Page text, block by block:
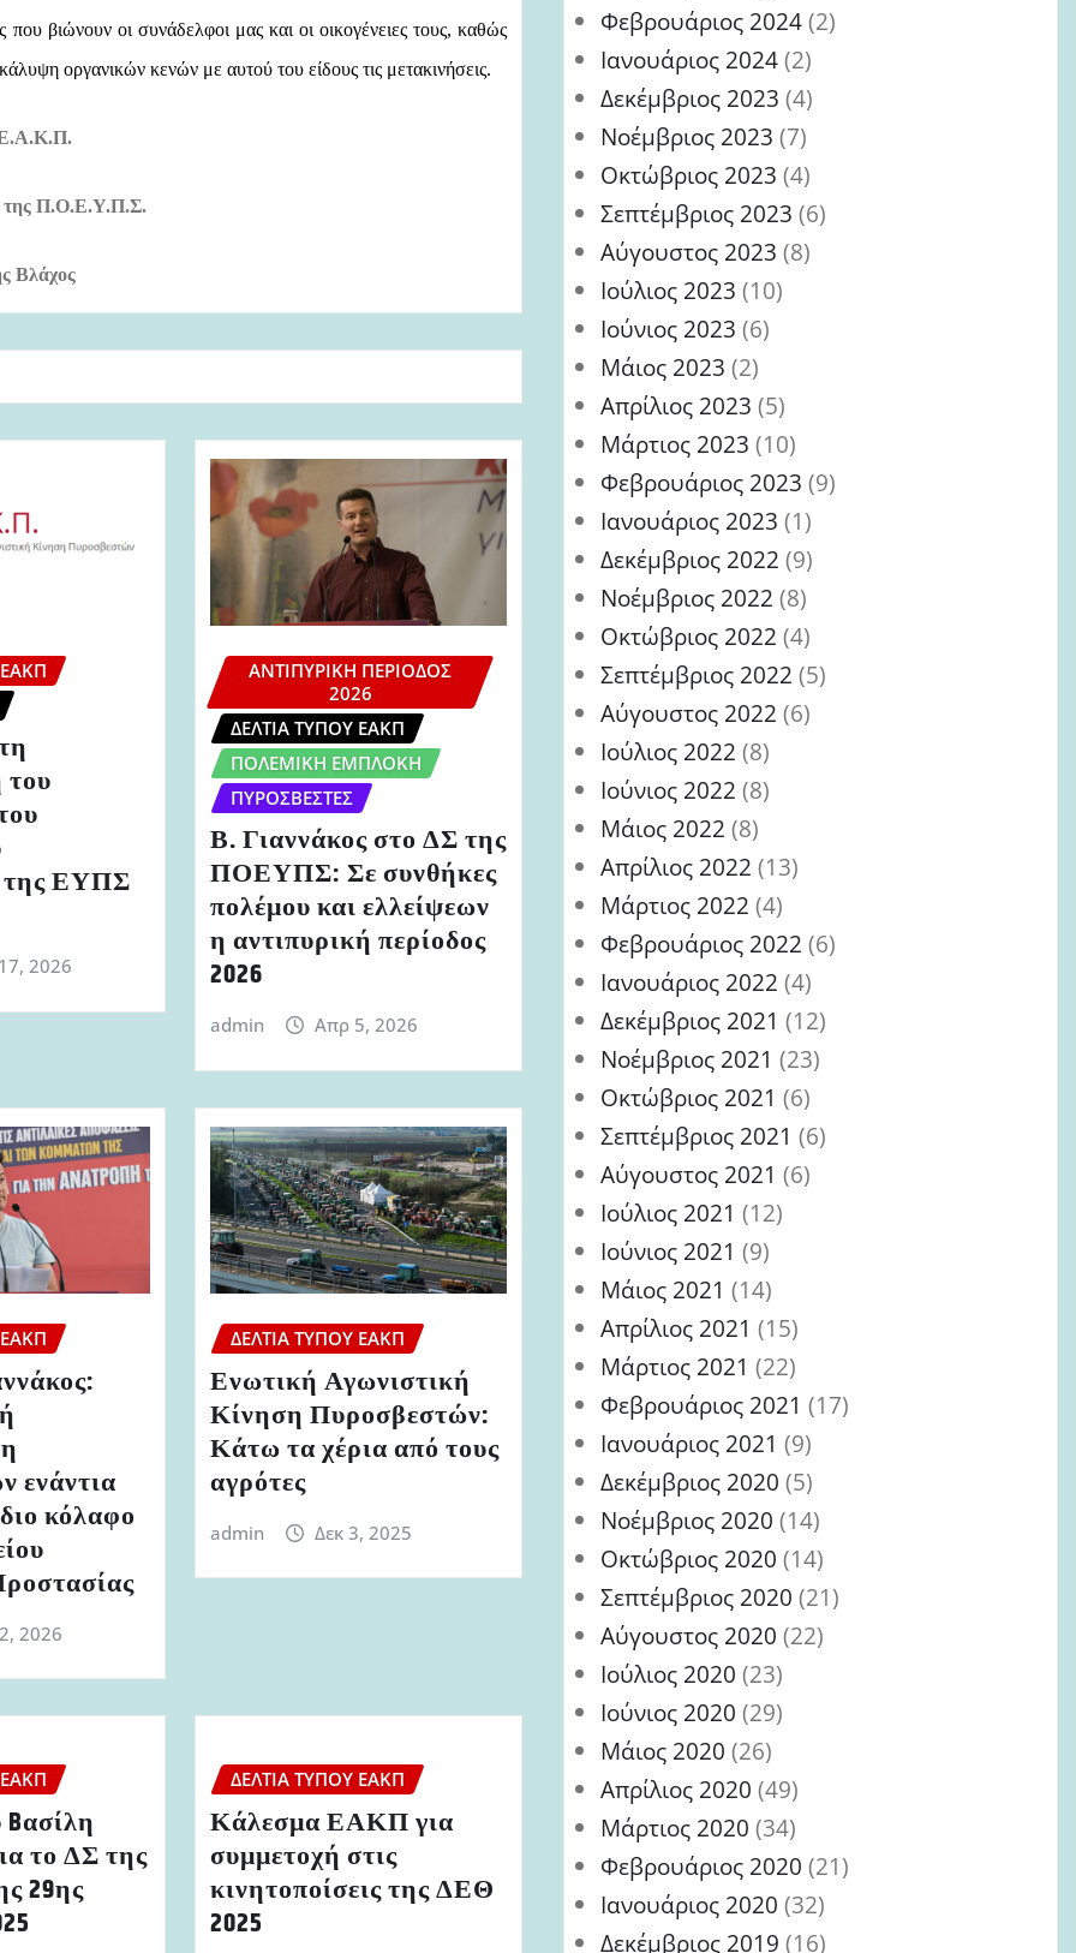
βιώνουν οι συνάδελφοι μας και οι οικογένειες τους, καθώς
οργανικών κενών με αυτού του είδους τις μετακινήσεις.
Ε.Α.Κ.Π.
της Π.Ο.Ε.Υ.Π.Σ.
Βλάχος
της ΕΥΠΣ
2026
ΑΝΤΙΠΥΡΙΚΉ ΠΕΡΊΟΔΟΣ
2026
ΔΕΛΤΊΑ ΤΎΠΟΥ ΕΑΚΠ
ΠΟΛΕΜΙΚΉ ΕΜΠΛΟΚΉ
ΠΥΡΟΣΒΈΣΤΕΣ
Β. Γιαννάκος στο ΔΣ της
ΠΟΕΥΠΣ: Σε συνθήκες
πολέμου και ελλείψεων
η αντιπυρική περίοδος
2026
admin Απρ 5, 2026
ενάντια
κόλαφο
2026
ΔΕΛΤΊΑ ΤΎΠΟΥ ΕΑΚΠ
Ενωτική Αγωνιστική
Κίνηση Πυροσβεστών:
Κάτω τα χέρια από τους
αγρότες
admin Δεκ 3, 2025
το ΔΣ της
29ης
ΔΕΛΤΊΑ ΤΎΠΟΥ ΕΑΚΠ
Κάλεσμα ΕΑΚΠ για
συμμετοχή στις
κινητοποίσεις της ΔΕΘ
2025
Φεβρουάριος 2024(2)
Ιανουάριος 2024(2)
Δεκέμβριος 2023 (4)
Νοέμβριος 2023 (7)
Οκτώβριος 2023 (4)
Σεπτέμβριος 2023 (6)
Αύγουστος 2023 (8)
Ιούλιος 2023 (10)
Ιούνιος 2023 (6)
Μάιος 2023 (2)
Απρίλιος 2023 (5)
Μάρτιος 2023 (10)
Φεβρουάριος 2023 (9)
Ιανουάριος 2023 (1)
Δεκέμβριος 2022 (9)
Νοέμβριος 2022 (8)
Οκτώβριος 2022 (4)
Σεπτέμβριος 2022 (5)
Αύγουστος 2022 (6)
Ιούλιος 2022 (8)
Ιούνιος 2022 (8)
Μάιος 2022 (8)
Απρίλιος 2022 (13)
Μάρτιος 2022 (4)
Φεβρουάριος 2022 (6)
Ιανουάριος 2022 (4)
Δεκέμβριος 2021 (12)
Νοέμβριος 2021 (23)
Οκτώβριος 2021 (6)
Σεπτέμβριος 2021 (6)
Αύγουστος 2021 (6)
Ιούλιος 2021 (12)
Ιούνιος 2021 (9)
Μάιος 2021 (14)
Απρίλιος 2021 (15)
Μάρτιος 2021 (22)
Φεβρουάριος 2021 (17)
Ιανουάριος 2021 (9)
Δεκέμβριος 2020 (5)
Νοέμβριος 2020 (14)
Οκτώβριος 2020 (14)
Σεπτέμβριος 2020 (21)
Αύγουστος 2020 (22)
Ιούλιος 2020 (23)
Ιούνιος 2020 (29)
Μάιος 2020 (26)
Απρίλιος 2020 (49)
Μάρτιος 2020 (34)
Φεβρουάριος 2020 (21)
Ιανουάριος 2020 (32)
Δεκέμβριος 2019 (16)